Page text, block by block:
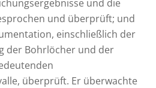
und die
und überprüft; und
einschließlich der
der Bohrlöcher und der
überprüft. Er überwachte